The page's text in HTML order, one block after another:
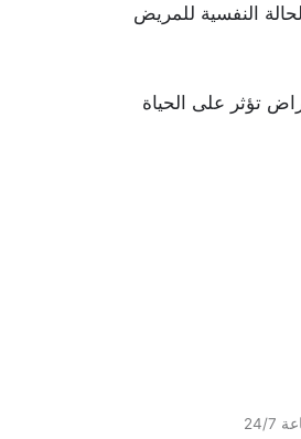
النفسية للمريض
تؤثر على الحياة
7